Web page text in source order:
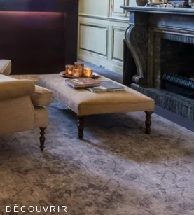
DÉCOUVRIR
Martin's Brussels EU
Bruxelles, 4*